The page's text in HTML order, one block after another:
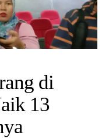
di
13